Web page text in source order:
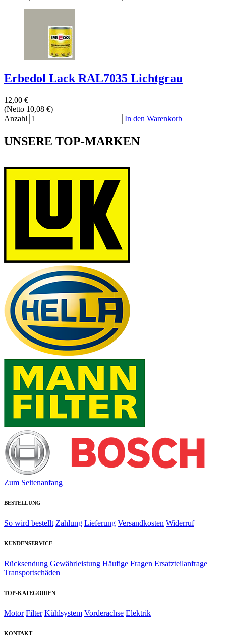
Erbedol Lack RAL7035 Lichtgrau
12,00 €
(Netto 10,08 €)
Anzahl
In den Warenkorb
UNSERE TOP-MARKEN
Zum Seitenanfang
BESTELLUNG
So wird bestellt Zahlung Lieferung Versandkosten Widerruf
KUNDENSERVICE
Rücksendung Gewährleistung Häufige Fragen Ersatzteilanfrage
Transportschäden
TOP-KATEGORIEN
Motor Filter Kühlsystem Vorderachse Elektrik
KONTAKT